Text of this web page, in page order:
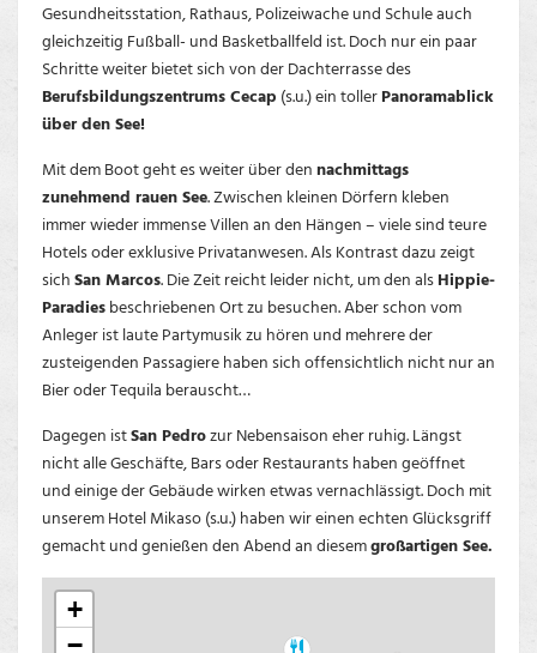
Gesundheitsstation, Rathaus, Polizeiwache und Schule auch
gleichzeitig Fußball- und Basketballfeld ist. Doch nur ein paar
Schritte weiter bietet sich von der Dachterrasse des
Berufsbildungszentrums Cecap (s.u.) ein tollerPanoramablick
über den See!
Mit dem Boot geht es weiter über dennachmittags
zunehmend rauen See. Zwischen kleinen Dörfern kleben
immer wieder immense Villen an den Hängen – viele sind teure
Hotels oder exklusive Privatanwesen. Als Kontrast dazu zeigt
sichSan Marcos. Die Zeit reicht leider nicht, um den alsHippie-
Paradiesbeschriebenen Ort zu besuchen. Aber schon vom
Anleger ist laute Partymusik zu hören und mehrere der
zusteigenden Passagiere haben sich offensichtlich nicht nur an
Bier oder Tequila berauscht…
Dagegen istSan Pedrozur Nebensaison eher ruhig. Längst
nicht alle Geschäfte, Bars oder Restaurants haben geöffnet
und einige der Gebäude wirken etwas vernachlässigt. Doch mit
unserem Hotel Mikaso (s.u.) haben wir einen echten Glücksgriff
gemacht und genießen den Abend an diesemgroßartigen See.
+
−